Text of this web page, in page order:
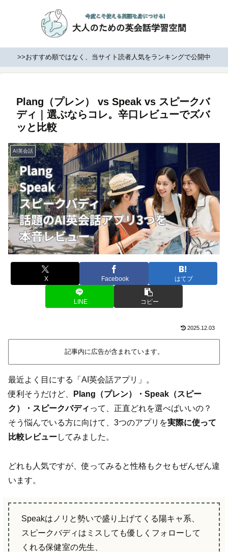
>>おすすめ順ではなく、当サイト読者人気をランキングで公開中
Plang（プレン） vs Speak vs スピークバ
ディ｜選ぶならコレ。辛口レビューでズバ
ッと比較
AI英会話
X Facebook はてブ
LINE コピー
2025.12.03
記事内に広告が含まれています。
最近よく目にする「AI英会話アプリ」。
便利そうだけど、
Plang（プレン）・Speak（スピー
ク）・スピークバディ って、正直どれを選べばいいの？
そう悩んでいる方に向けて、3つのアプリを実際に使って
比較レビューしてみました。
どれも人気ですが、使ってみると性格もクセもぜんぜん違
います。
Speakはノリと勢いで盛り上げてくる陽キャ系、
スピークバディはミスしても優しくフォローして
くれる保健室の先生、